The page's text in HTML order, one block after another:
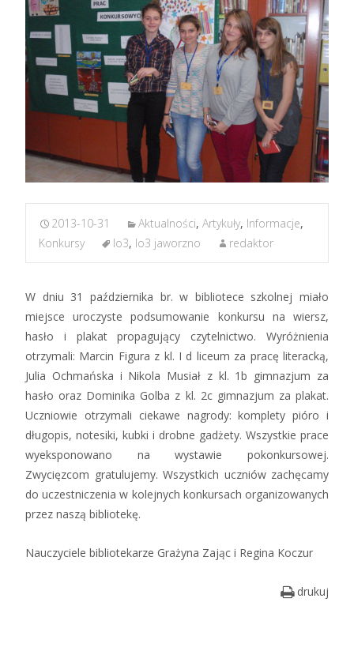
2013-10-31 Aktualności, Artykuły, Informacje,
Konkursy
lo3, lo3 jaworzno redaktor
W dniu 31 października br. w bibliotece szkolnej miało
miejsce uroczyste podsumowanie konkursu na wiersz,
hasło i plakat propagujący czytelnictwo. Wyróżnienia
otrzymali: Marcin Figura z kl. I d liceum za pracę literacką,
Julia Ochmańska i Nikola Musiał z kl. 1b gimnazjum za
hasło oraz Dominika Golba z kl. 2c gimnazjum za plakat.
Uczniowie otrzymali ciekawe nagrody: komplety pióro i
długopis, notesiki, kubki i drobne gadżety. Wszystkie prace
wyeksponowano na wystawie pokonkursowej.
Zwycięzcom gratulujemy. Wszystkich uczniów zachęcamy
do uczestniczenia w kolejnych konkursach organizowanych
przez naszą bibliotekę.
Nauczyciele bibliotekarze Grażyna Zając i Regina Koczur
drukuj